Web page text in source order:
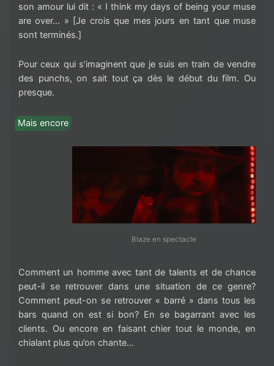
son amour lui dit : « I think my days of being your muse
are over… » [Je crois que mes jours en tant que muse
sont terminés.]
Pour ceux qui s’imaginent que je suis en train de vendre
des punchs, on sait tout ça dès le début du film. Ou
presque.
Mais encore
Blaze en spectacle
Comment un homme avec tant de talents et de chance
peut-il se retrouver dans une situation de ce genre?
Comment peut-on se retrouver « barré » dans tous les
bars quand on est si bon? En se bagarrant avec les
clients. Ou encore en faisant chier tout le monde, en
chialant plus qu’on chante…